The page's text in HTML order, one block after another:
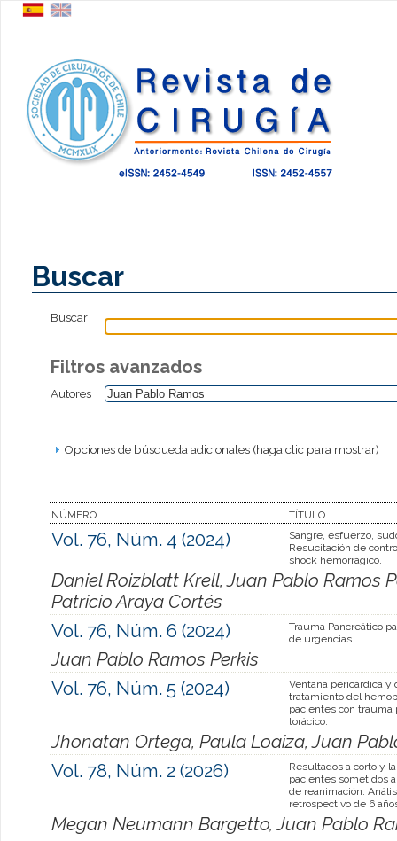
Buscar
Buscar
Filtros avanzados
Autores
Opciones de búsqueda adicionales (haga clic para mostrar)
NÚMERO TÍTULO
Vol. 76, Núm. 4 (2024)
Sangre, esfuerzo,
Resucitación de
shock hemorrágico.
Daniel Roizblatt Krell, Juan Pablo Ramos
Patricio Araya Cortés
Vol. 76, Núm. 6 (2024)
Trauma Pancreático
de urgencias.
Juan Pablo Ramos Perkis
Vol. 76, Núm. 5 (2024)
Ventana pericárdica y
tratamiento del
pacientes con trauma
torácico.
Jhonatan Ortega, Paula Loaiza, Juan
Vol. 78, Núm. 2 (2026)
Resultados a corto y
pacientes sometidos
de reanimación.
retrospectivo de 6
Megan Neumann Bargetto, Juan Pablo